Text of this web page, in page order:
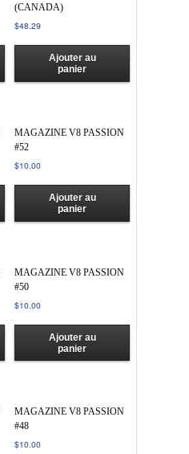
(CANADA)
$48.29
Ajouter au
panier
MAGAZINE V8 PASSION
#52
$10.00
Ajouter au
panier
MAGAZINE V8 PASSION
#50
$10.00
Ajouter au
panier
MAGAZINE V8 PASSION
#48
$10.00